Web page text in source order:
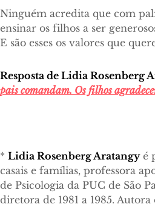
Ninguém acredita que com
ensinar os filhos a ser
E são esses os valores que
Resposta de Lidia Rosenberg
pais comandam. Os filhos
* Lidia Rosenberg Aratangyé
casais e famílias, professora
de Psicologia da PUC de São
diretora de 1981 a 1985.